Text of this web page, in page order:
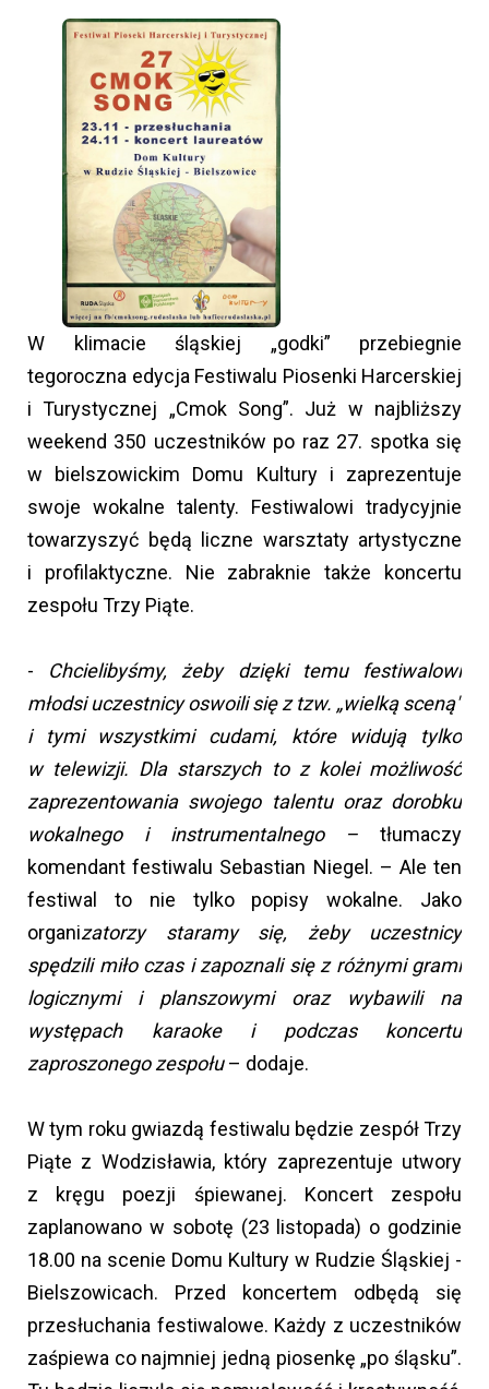
W klimacie śląskiej „godki” przebiegnie
tegoroczna edycja Festiwalu Piosenki Harcerskiej
i Turystycznej „Cmok Song”. Już w najbliższy
weekend 350 uczestników po raz 27. spotka się
w bielszowickim Domu Kultury i zaprezentuje
swoje wokalne talenty. Festiwalowi tradycyjnie
towarzyszyć będą liczne warsztaty artystyczne
i profilaktyczne. Nie zabraknie także koncertu
zespołu Trzy Piąte.
- Chcielibyśmy, żeby dzięki temu festiwalowi
młodsi uczestnicy oswoili się z tzw. „wielką sceną"
i tymi wszystkimi cudami, które widują tylko
w telewizji. Dla starszych to z kolei możliwość
zaprezentowania swojego talentu oraz dorobku
wokalnego i instrumentalnego – tłumaczy
komendant festiwalu Sebastian Niegel. – Ale ten
festiwal to nie tylko popisy wokalne. Jako
organizatorzy staramy się, żeby uczestnicy
spędzili miło czas i zapoznali się z różnymi grami
logicznymi i planszowymi oraz wybawili na
występach karaoke i podczas koncertu
zaproszonego zespołu– dodaje.
W tym roku gwiazdą festiwalu będzie zespół Trzy
Piąte z Wodzisławia, który zaprezentuje utwory
z kręgu poezji śpiewanej. Koncert zespołu
zaplanowano w sobotę (23 listopada) o godzinie
18.00 na scenie Domu Kultury w Rudzie Śląskiej -
Bielszowicach. Przed koncertem odbędą się
przesłuchania festiwalowe. Każdy z uczestników
zaśpiewa co najmniej jedną piosenkę „po śląsku”.